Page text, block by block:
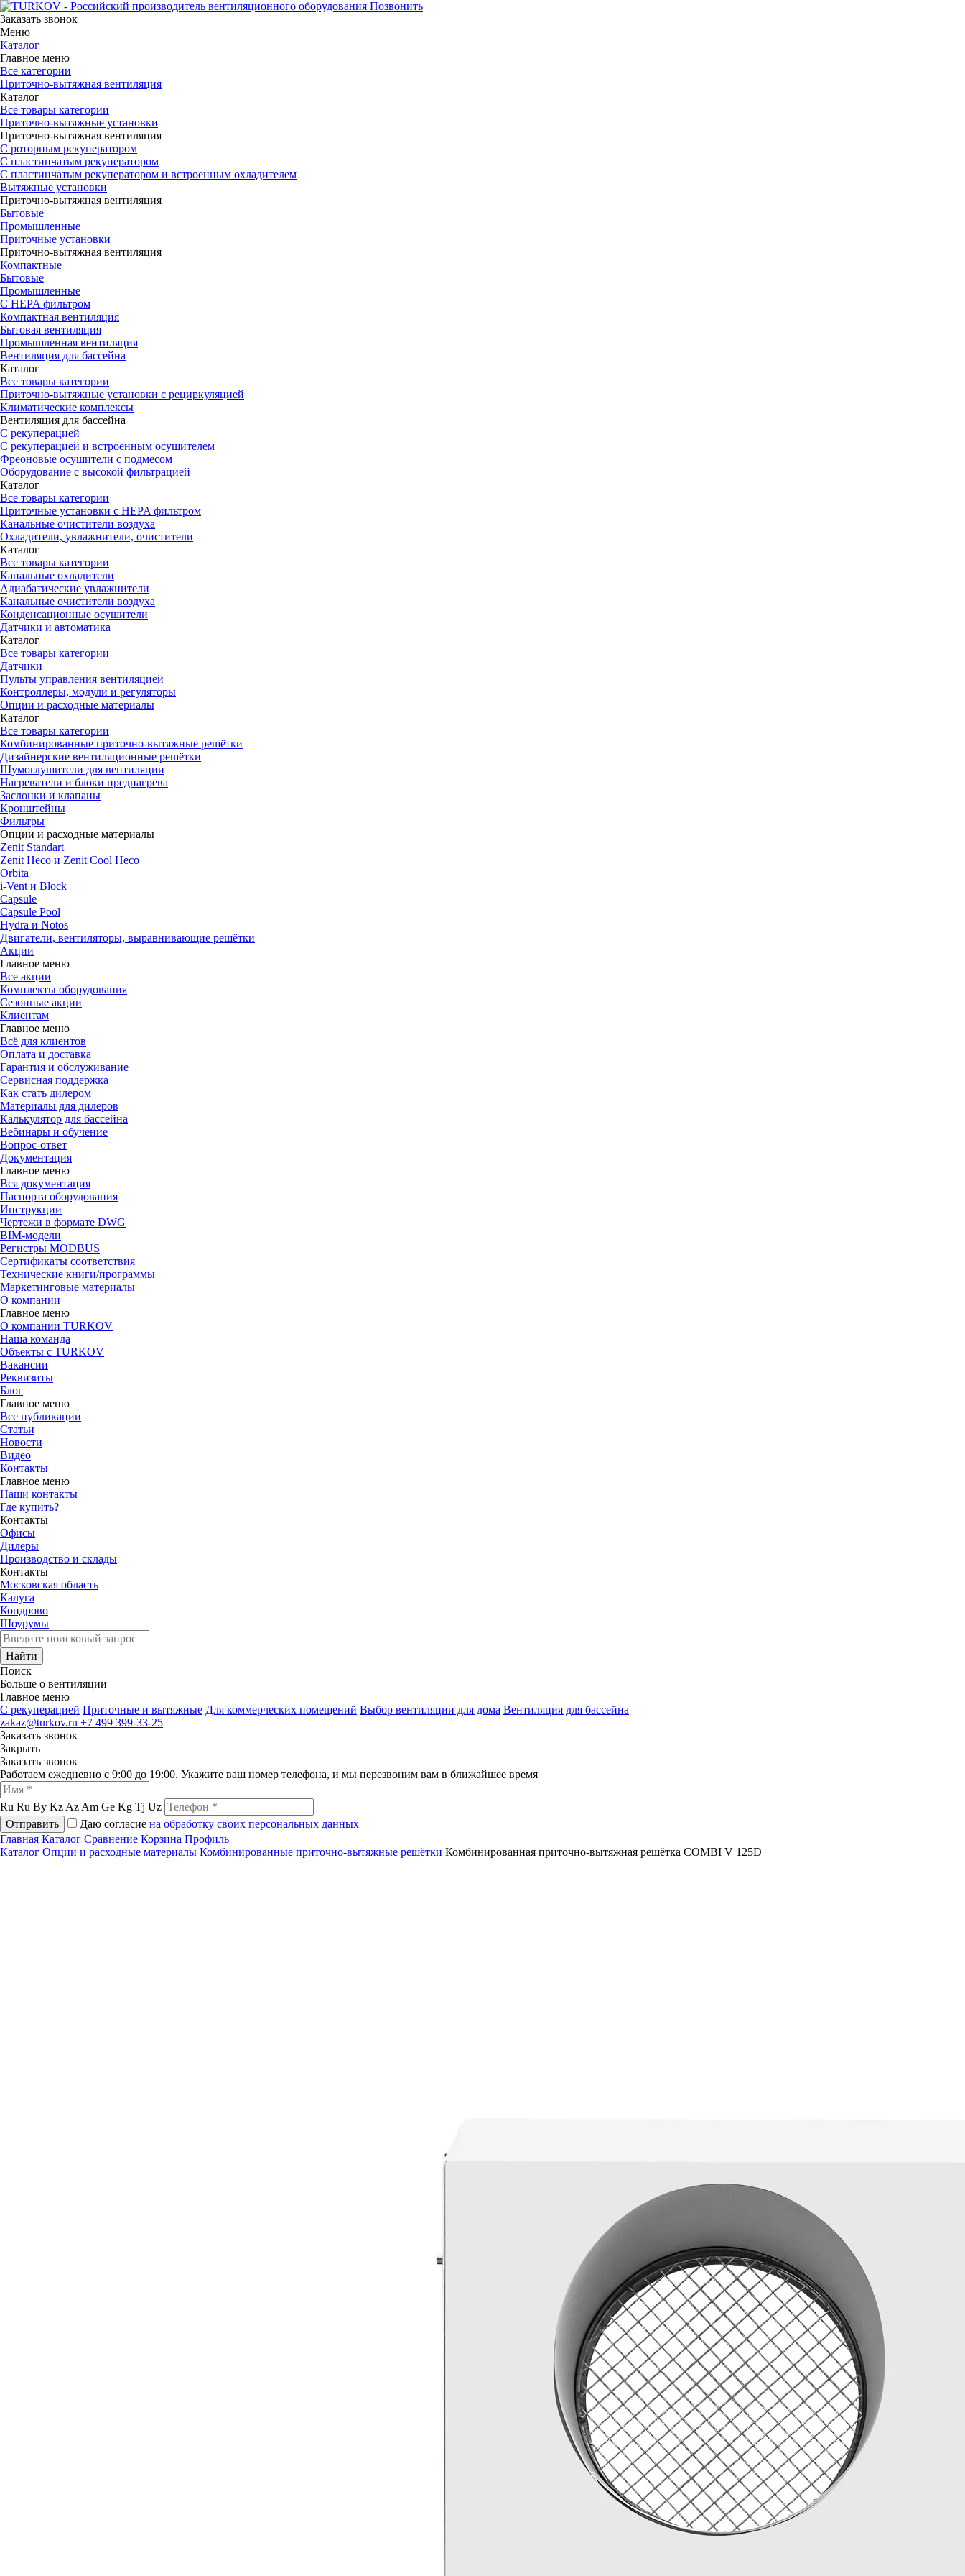
Позвонить
Заказать звонок
Меню
Каталог
Главное меню
Все категории
Приточно-вытяжная вентиляция
Каталог
Все товары категории
Приточно-вытяжные установки
Приточно-вытяжная вентиляция
С роторным рекуператором
С пластинчатым рекуператором
С пластинчатым рекуператором и встроенным охладителем
Вытяжные установки
Приточно-вытяжная вентиляция
Бытовые
Промышленные
Приточные установки
Приточно-вытяжная вентиляция
Компактные
Бытовые
Промышленные
С HEPA фильтром
Компактная вентиляция
Бытовая вентиляция
Промышленная вентиляция
Вентиляция для бассейна
Каталог
Все товары категории
Приточно-вытяжные установки с рециркуляцией
Климатические комплексы
Вентиляция для бассейна
С рекуперацией
С рекуперацией и встроенным осушителем
Фреоновые осушители с подмесом
Оборудование с высокой фильтрацией
Каталог
Все товары категории
Приточные установки c HEPA фильтром
Канальные очистители воздуха
Охладители, увлажнители, очистители
Каталог
Все товары категории
Канальные охладители
Адиабатические увлажнители
Канальные очистители воздуха
Конденсационные осушители
Датчики и автоматика
Каталог
Все товары категории
Датчики
Пульты управления вентиляцией
Контроллеры, модули и регуляторы
Опции и расходные материалы
Каталог
Все товары категории
Комбинированные приточно-вытяжные решётки
Дизайнерские вентиляционные решётки
Шумоглушители для вентиляции
Нагреватели и блоки преднагрева
Заслонки и клапаны
Кронштейны
Фильтры
Опции и расходные материалы
Zenit Standart
Zenit Heco и Zenit Cool Heco
Orbita
i-Vent и Block
Capsule
Capsule Pool
Hydra и Notos
Двигатели, вентиляторы, выравнивающие решётки
Акции
Главное меню
Все акции
Комплекты оборудования
Сезонные акции
Клиентам
Главное меню
Всё для клиентов
Оплата и доставка
Гарантия и обслуживание
Сервисная поддержка
Как стать дилером
Материалы для дилеров
Калькулятор для бассейна
Вебинары и обучение
Вопрос-ответ
Документация
Главное меню
Вся документация
Паспорта оборудования
Инструкции
Чертежи в формате DWG
BIM-модели
Регистры MODBUS
Сертификаты соответствия
Технические книги/программы
Маркетинговые материалы
О компании
Главное меню
О компании TURKOV
Наша команда
Объекты с TURKOV
Вакансии
Реквизиты
Блог
Главное меню
Все публикации
Статьи
Новости
Видео
Контакты
Главное меню
Наши контакты
Где купить?
Контакты
Офисы
Дилеры
Производство и склады
Контакты
Московская область
Калуга
Кондрово
Шоурумы
Найти
Поиск
Больше о вентиляции
Главное меню
C рекуперацией Приточные и вытяжные Для коммерческих помещений Выбор вентиляции для дома Вентиляция для бассейна
zakaz@turkov.ru +7 499 399-33-25
Заказать звонок
Закрыть
Заказать звонок
Работаем ежедневно с 9:00 до 19:00. Укажите ваш номер телефона, и мы перезвоним вам в ближайшее время
Ru Ru By Kz Az Am Ge Kg Tj Uz
Отправить
Даю согласие на обработку своих персональных данных
Главная Каталог Сравнение Корзина Профиль
Каталог Опции и расходные материалы Комбинированные приточно-вытяжные решётки Комбинированная приточно-вытяжная решётка COMBI V 125D